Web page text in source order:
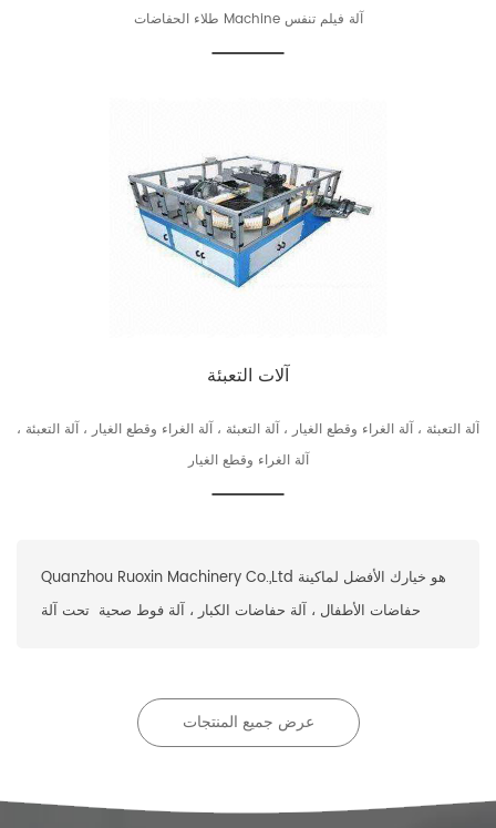
طلاء الحفاضات Machine آلة فيلم تنفس
آلات التعبئة
آلة التعبئة ، آلة الغراء وقطع الغيار ، آلة التعبئة ، آلة الغراء وقطع الغيار ، آلة التعبئة ،
آلة الغراء وقطع الغيار
Quanzhou Ruoxin Machinery Co.,Ltd هو خيارك الأفضل لماكينة
حفاضات الأطفال ، آلة حفاضات الكبار ، آلة فوط صحية تحت آلة
عرض جميع المنتجات